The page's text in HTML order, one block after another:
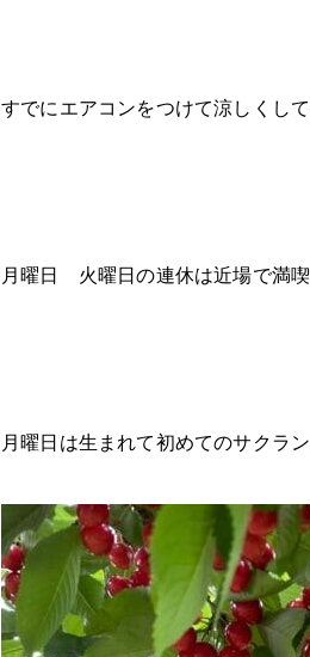
すでにエアコンをつけて涼しくし
月曜日 火曜日の連休は近場で満喫
月曜日は生まれて初めてのサクラ